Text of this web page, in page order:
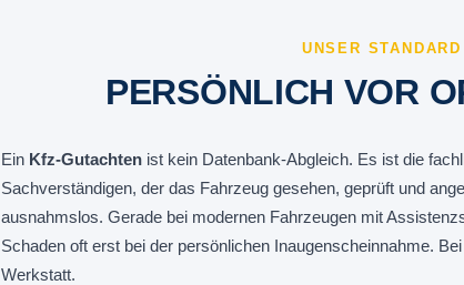
UNSER
PERSÖNLICH VOR
Ein Kfz-Gutachten ist kein Datenbank-Abgleich. Es ist die
Sachverständigen, der das Fahrzeug gesehen, geprüft und
ausnahmslos. Gerade bei modernen Fahrzeugen mit
Schaden oft erst bei der persönlichen Inaugenscheinnahme.
Werkstatt.